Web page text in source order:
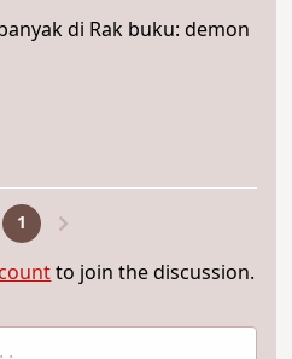
di Rak buku: demon
1
to join the discussion.